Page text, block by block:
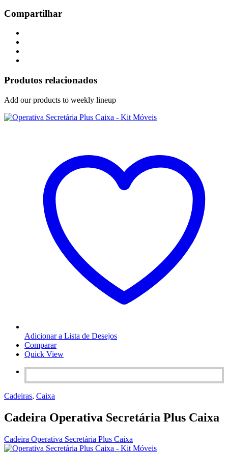
Compartilhar
Produtos relacionados
Add our products to weekly lineup
Adicionar a Lista de Desejos
Comparar
Quick View
Cadeiras, Caixa
Cadeira Operativa Secretária Plus Caixa
Cadeira Operativa Secretária Plus Caixa